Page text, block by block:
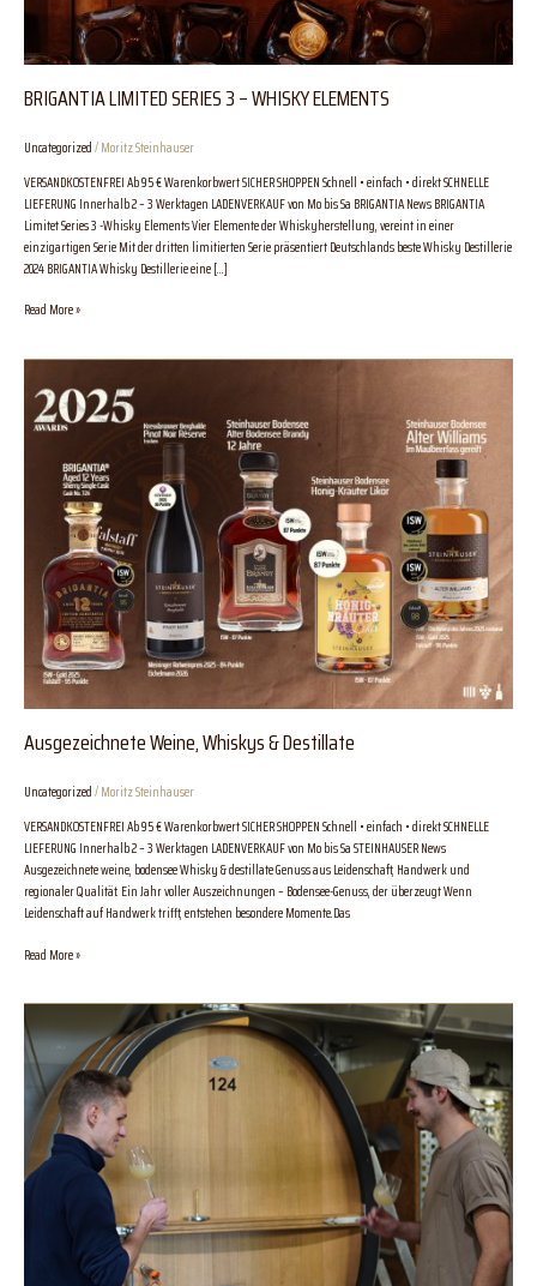
BRIGANTIA LIMITED SERIES 3 – WHISKY ELEMENTS
Uncategorized/Moritz Steinhauser
VERSANDKOSTENFREI Ab 95 € Warenkorbwert SICHER SHOPPEN Schnell • einfach • direkt SCHNELLE
LIEFERUNG Innerhalb 2 – 3 Werktagen LADENVERKAUF von Mo bis Sa BRIGANTIA News BRIGANTIA
Limitet Series 3 -Whisky Elements Vier Elemente der Whiskyherstellung, vereint in einer
einzigartigen Serie Mit der dritten limitierten Serie präsentiert Deutschlands beste Whisky Destillerie
2024 BRIGANTIA Whisky Destillerie eine […]
Read More »
Ausgezeichnete Weine, Whiskys & Destillate
Uncategorized/Moritz Steinhauser
VERSANDKOSTENFREI Ab 95 € Warenkorbwert SICHER SHOPPEN Schnell • einfach • direkt SCHNELLE
LIEFERUNG Innerhalb 2 – 3 Werktagen LADENVERKAUF von Mo bis Sa STEINHAUSER News
Ausgezeichnete weine, bodensee Whisky & destillate Genuss aus Leidenschaft, Handwerk und
regionaler Qualität. Ein Jahr voller Auszeichnungen – Bodensee-Genuss, der überzeugt Wenn
Leidenschaft auf Handwerk trifft, entstehen besondere Momente.Das
Weine,
Whiskys
Read More »
Weinlese
2024